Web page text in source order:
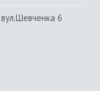
вул.Шевченка 6